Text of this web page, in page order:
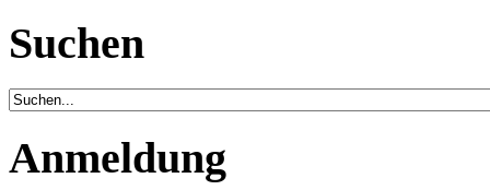
Suchen
Anmeldung